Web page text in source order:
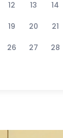
12 13 14
19 20 21
26 27 28